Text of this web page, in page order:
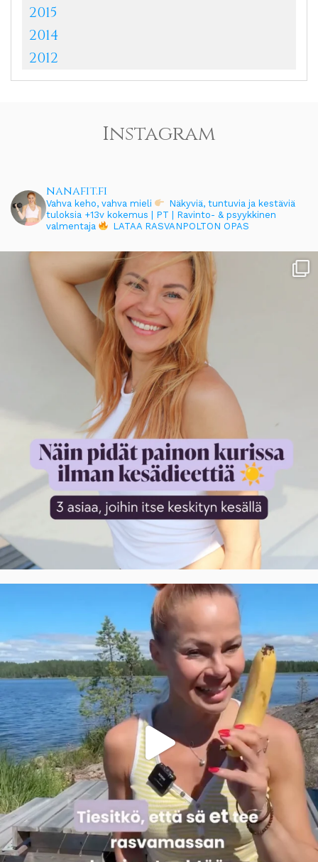
2015
2014
2012
Instagram
nanafit.fi
Vahva keho, vahva mieli
Näkyviä, tuntuvia ja kestäviä
tuloksia +13v kokemus | PT | Ravinto- & psyykkinen
valmentaja
LATAA RASVANPOLTON OPAS